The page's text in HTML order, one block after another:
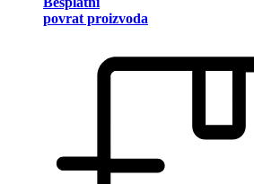
povrat proizvoda